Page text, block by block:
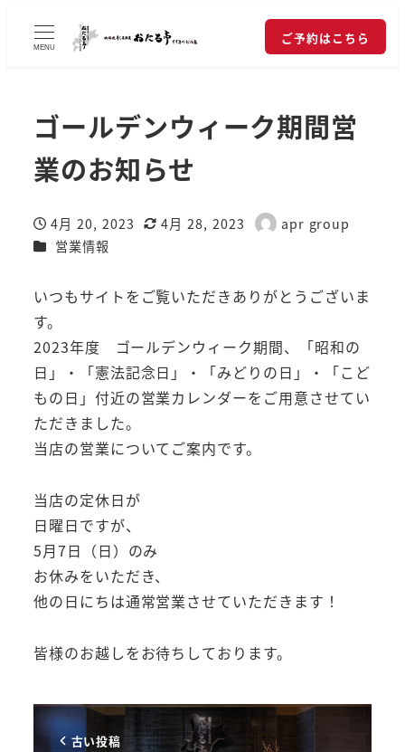
MENU
ご予約はこちら
ゴールデンウィーク期間営
業のお知らせ
投稿日
4月 20, 2023
更新日
4月 28, 2023
著
apr group
カテゴリー
営業情報
いつもサイトをご覧いただきありがとうございま
す。
2023年度 ゴールデンウィーク期間、「昭和の
日」・「憲法記念日」・「みどりの日」・「こど
もの日」付近の営業カレンダーをご用意させてい
ただきました。
当店の営業についてご案内です。
当店の定休日が
日曜日ですが、
5月7日（日）のみ
お休みをいただき、
他の日にちは通常営業させていただきます！
皆様のお越しをお待ちしております。
古い投稿